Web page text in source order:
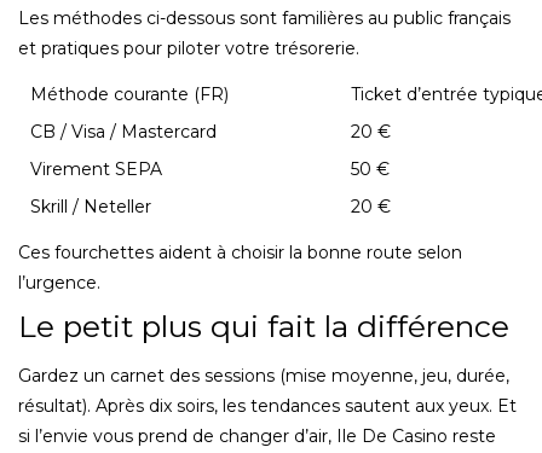
Les méthodes ci-dessous sont familières au public français
et pratiques pour piloter votre trésorerie.
Méthode courante (FR)
Ticket d’entrée
CB / Visa / Mastercard
20 €
Virement SEPA
50 €
Skrill / Neteller
20 €
Ces fourchettes aident à choisir la bonne route selon
l’urgence.
Le petit plus qui fait la différence
Gardez un carnet des sessions (mise moyenne, jeu, durée,
résultat). Après dix soirs, les tendances sautent aux yeux. Et
si l’envie vous prend de changer d’air, Ile De Casino reste